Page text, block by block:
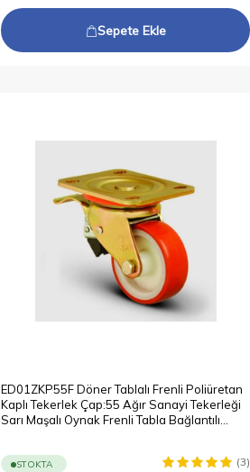
Sepete Ekle
ED01ZKP55F Döner Tablalı Frenli Poliüretan
Kaplı Tekerlek Çap:55 Ağır Sanayi Tekerleği
Sarı Maşalı Oynak Frenli Tabla Bağlantılı
STOKTA (3)